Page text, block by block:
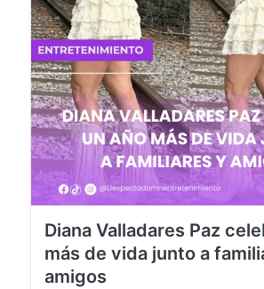
Diana Valladares Paz
más de vida junto a